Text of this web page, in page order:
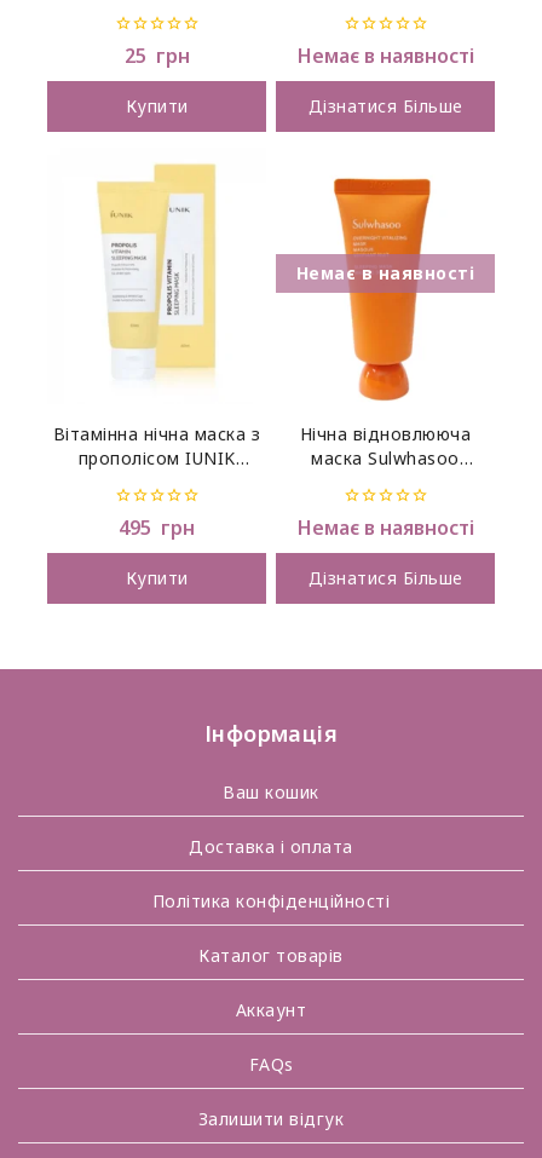
екстрактом червоного
женьшеню 27мл
out
of
25 грн
Купити
BHA Vitamin Calming
Peeling Gel,120 мл
0
out
of
5
Немає в наявності
Дізнатися Більше
Вітамінна нічна маска з
прополісом IUNIK
Mask 60 ml
out
of
495 грн
Купити
Нічна відновлююча
маска Sulwhasoo
35 мл
0
out
of
5
Немає в наявності
Дізнатися Більше
Інформація
Ваш кошик
Доставка і оплата
Політика конфіденційності
Каталог товарів
Аккаунт
FAQs
Залишити відгук